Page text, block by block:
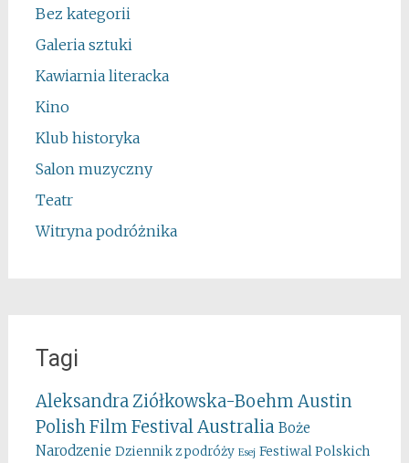
Bez kategorii
Galeria sztuki
Kawiarnia literacka
Kino
Klub historyka
Salon muzyczny
Teatr
Witryna podróżnika
Tagi
Aleksandra Ziółkowska-Boehm Austin
Polish Film FestivalAustralia Boże
Narodzenie Dziennik z podróży Esej Festiwal Polskich